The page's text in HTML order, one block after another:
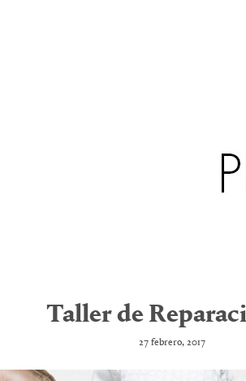
Taller de
27 febrero, 2017